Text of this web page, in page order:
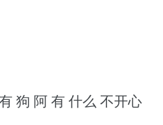
狗 阿 有 什么 不开心